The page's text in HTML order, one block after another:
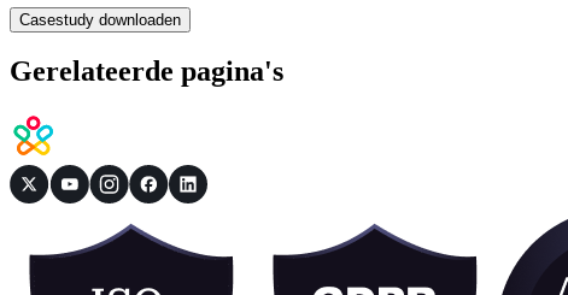
Casestudy downloaden
Gerelateerde pagina's